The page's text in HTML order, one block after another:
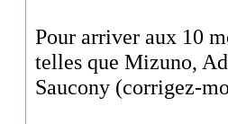
Pour arriver aux 10
telles que Mizuno,
Saucony (corrigez-